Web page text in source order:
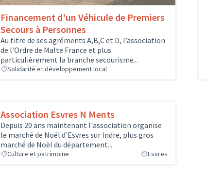
Financement d'un Véhicule de Premiers
Secours à Personnes
Au titre de ses agréments A,B,C et D, l’association
de l’Ordre de Malte France et plus
particulièrement la branche secourisme...
Solidarité et développement local
Association Esvres N Ments
Depuis 20 ans maintenant l'association organise
le marché de Noël d'Esvres sur Indre, plus gros
marché de Noël du département...
Culture et patrimoine Esvres